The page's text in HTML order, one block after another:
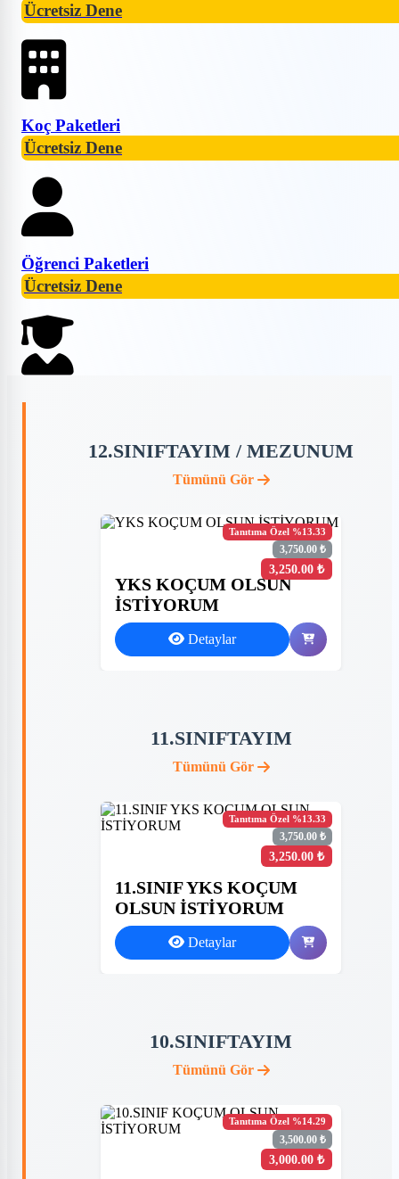
Ücretsiz Dene
Koç Paketleri
Ücretsiz Dene
Öğrenci Paketleri
Ücretsiz Dene
12.SINIFTAYIM / MEZUNUM
Tümünü Gör
Tanıtıma Özel %13.33
3,750.00 ₺
3,250.00 ₺
YKS KOÇUM OLSUN
İSTİYORUM
Detaylar
11.SINIFTAYIM
Tümünü Gör
Tanıtıma Özel %13.33
3,750.00 ₺
3,250.00 ₺
11.SINIF YKS KOÇUM
OLSUN İSTİYORUM
Detaylar
10.SINIFTAYIM
Tümünü Gör
Tanıtıma Özel %14.29
3,500.00 ₺
3,000.00 ₺